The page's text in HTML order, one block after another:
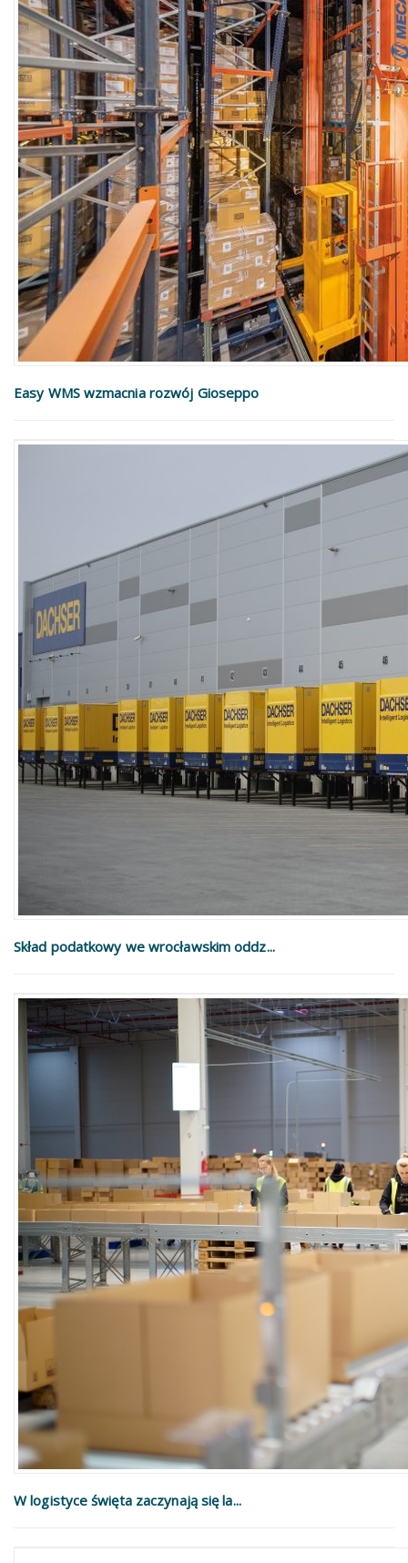
Easy WMS wzmacnia rozwój Gioseppo
Skład podatkowy we wrocławskim oddz...
W logistyce święta zaczynają się la...